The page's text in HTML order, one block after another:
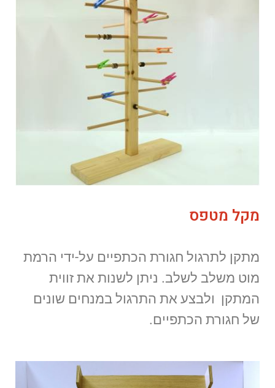
מקל מטפס
מתקן לתרגול חגורת הכתפיים על-ידי הרמת
מוט משלב לשלב. ניתן לשנות את זווית
המתקן ולבצע את התרגול במנחים שונים
של חגורת הכתפיים.